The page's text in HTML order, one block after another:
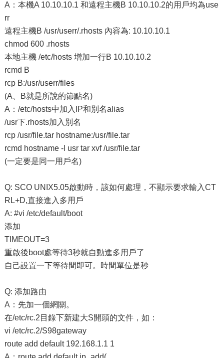
A：本機A 10.10.10.1 和遠程主機B 10.10.10.2的用戶均為use
rr
遠程主機B /usr/userr/.rhosts 內容為: 10.10.10.1
chmod 600 .rhosts
本地主機 /etc/hosts 增加一行B 10.10.10.2
rcmd B
rcp B:/usr/userr/files
(A、B就是所說的節點名)
A：/etc/hosts中加入IP和別名alias
/usr下.rhosts加入別名
rcp /usr/file.tar hostname:/usr/file.tar
rcmd hostname -l usr tar xvf /usr/file.tar
(一定要是同一用戶名)
Q: SCO UNIX5.05啟動時，該如何處理，不顯示要求輸入CT
RL+D,直接進入多用戶
A: #vi /etc/default/boot
添加
TIMEOUT=3
重啟後boot處等待3秒就自動進多用戶了
自己設置一下等待間即可。時間單位是秒
Q: 添加路由
A：先加一個網關。
在/etc/rc.2目錄下新建大S開頭的文件，如：
vi /etc/rc.2/S98gateway
route add default 192.168.1.1 1